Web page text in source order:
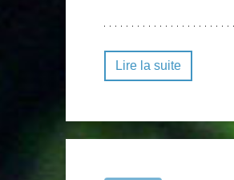
Lire la suite